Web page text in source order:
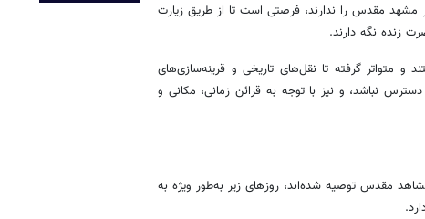
مشهد مقدس را ندارند، فرصتی است تا از طریق زیارت
زنده نگه دارند.
و متواتر گرفته تا نقل‌های تاریخی و قرینه‌سازی‌های
نباشد، و نیز با توجه به قرائن زمانی، مکانی و
مقدس توصیه شده‌اند، روزهای زیر به‌طور ویژه به